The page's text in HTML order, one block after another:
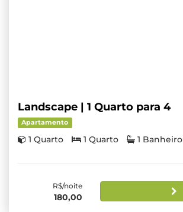
Landscape | 1 Quarto para 4
Apartamento
1 Quarto 1 Quarto 1 Banheiro
R$/noite
180,00